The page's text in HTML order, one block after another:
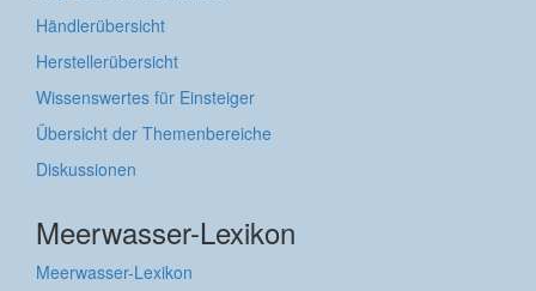
Händlerübersicht
Herstellerübersicht
Wissenswertes für Einsteiger
Übersicht der Themenbereiche
Diskussionen
Meerwasser-Lexikon
Meerwasser-Lexikon